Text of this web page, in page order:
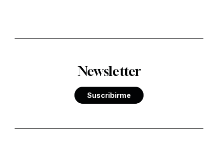
Newsletter
Suscribirme